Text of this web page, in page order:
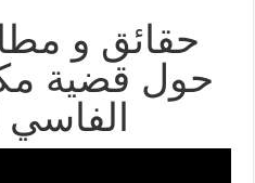
حقائق و
حول قضية